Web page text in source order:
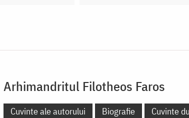
Arhimandritul Filotheos Faros
Cuvinte ale autorului Biografie
Cuvinte